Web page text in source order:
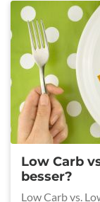
Low Carb
besser?
Low Carb vs.